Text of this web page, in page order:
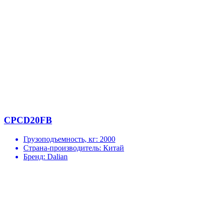
CPCD20FB
Грузоподъемность, кг: 2000
Страна-производитель: Китай
Бренд: Dalian